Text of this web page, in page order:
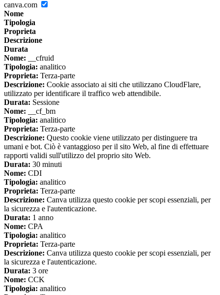
canva.com
Nome
Tipologia
Proprieta
Descrizione
Durata
Nome: __cfruid
Tipologia: analitico
Proprieta: Terza-parte
Descrizione: Cookie associato ai siti che utilizzano CloudFlare,
utilizzato per identificare il traffico web attendibile.
Durata: Sessione
Nome: __cf_bm
Tipologia: analitico
Proprieta: Terza-parte
Descrizione: Questo cookie viene utilizzato per distinguere tra
umani e bot. Ciò è vantaggioso per il sito Web, al fine di effettuare
rapporti validi sull'utilizzo del proprio sito Web.
Durata: 30 minuti
Nome: CDI
Tipologia: analitico
Proprieta: Terza-parte
Descrizione: Canva utilizza questo cookie per scopi essenziali, per
la sicurezza e l'autenticazione.
Durata: 1 anno
Nome: CPA
Tipologia: analitico
Proprieta: Terza-parte
Descrizione: Canva utilizza questo cookie per scopi essenziali, per
la sicurezza e l'autenticazione.
Durata: 3 ore
Nome: CCK
Tipologia: analitico